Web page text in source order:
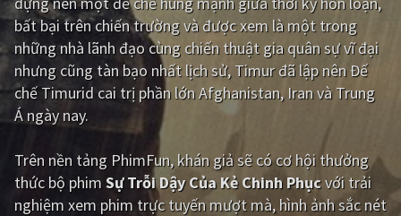
Hoạt hình Thể thao
Tình cảm - Lãng mạn Kỳ ảo
Giật gân Gia đình
Bí ẩn
Viễn Tây Tiểu sử
GameShow DramaTV
bất bại trên chiến trường và được xem là một trong
những nhà lãnh đạo cùng chiến thuật gia quân sự vĩ đại
nhưng cũng tàn bạo nhất lịch sử, Timur đã lập nên Đế
chế Timurid cai trị phần lớn Afghanistan, Iran và Trung
Á ngày nay.
Trên nền tảng PhimFun, khán giả sẽ có cơ hội thưởng
thức bộ phim Sự Trỗi Dậy Của Kẻ Chinh Phụcvới trải
nghiệm xem phim trực tuyến mượt mà, hình ảnh sắc nét